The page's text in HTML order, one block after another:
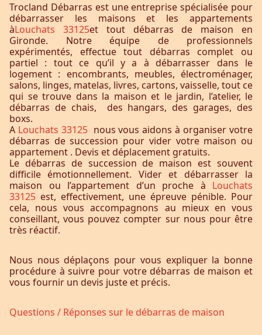
Trocland Débarras est une entreprise spécialisée pour
débarrasser les maisons et les appartements
àLouchats 33125et tout débarras de maison en
Gironde. Notre équipe de professionnels
expérimentés, effectue tout débarras complet ou
partiel : tout ce qu’il y a à débarrasser dans le
logement : encombrants, meubles, électroménager,
salons, linges, matelas, livres, cartons, vaisselle, tout ce
qui se trouve dans la maison et le jardin, l’atelier, le
débarras de chais, des hangars, des garages, des
boxs.
A Louchats 33125 nous vous aidons à organiser votre
débarras de succession pour vider votre maison ou
appartement . Devis et déplacement gratuits.
Le débarras de succession de maison est souvent
difficile émotionnellement. Vider et débarrasser la
maison ou l’appartement d’un proche à Louchats
33125 est, effectivement, une épreuve pénible. Pour
cela, nous vous accompagnons au mieux en vous
conseillant, vous pouvez compter sur nous pour être
très réactif.
Nous nous déplaçons pour vous expliquer la bonne
procédure à suivre pour votre débarras de maison et
vous fournir un devis juste et précis.
Questions / Réponses sur le débarras de maison